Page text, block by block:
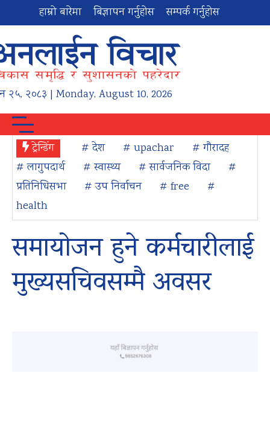
हाम्रो बारेमा बिज्ञापन गर्नुहोस सम्पर्क गर्नुहोस
२५, २०८३ | Monday, August 10, 2026
ट्रेन्डिंग # देश # upachar
# गौरादह
# लागुपदार्थ
# स्वास्थ्य # सार्वजनिक विदा
#
प्रतिनिधिसभा
# उप निर्वाचन # free
#
health
समायोजन हुने कर्मचारीलाई
मुख्यसचिवसम्मै अवसर